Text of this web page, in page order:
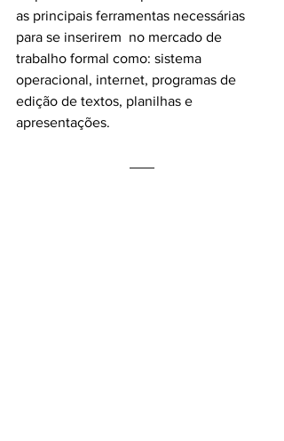
as principais ferramentas necessárias
para se inserirem  no mercado de
trabalho formal como: sistema
operacional, internet, programas de
edição de textos, planilhas e
apresentações.